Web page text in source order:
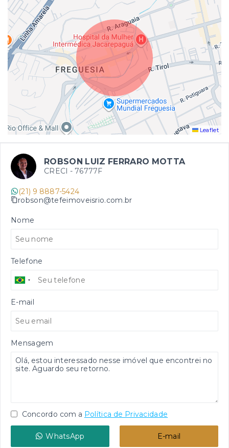
Leaflet
ROBSON LUIZ FERRARO MOTTA
CRECI - 76777F
(21) 9 8887-5424
robson@tefeimoveisrio.com.br
Nome
Telefone
E-mail
Mensagem
Concordo com a Política de Privacidade
WhatsApp E-mail